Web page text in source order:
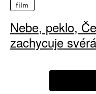
film
Nebe, peklo,
zachycuje